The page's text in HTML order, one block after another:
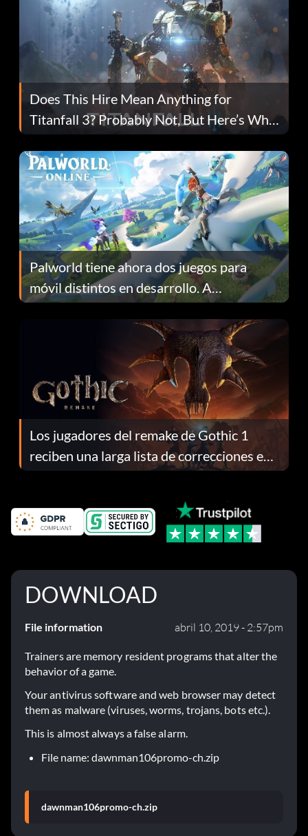
Does This Hire Mean Anything for
Titanfall 3? Probably Not, But Here’s Why
Fans Are Hopeful
Palworld tiene ahora dos juegos para
móvil distintos en desarrollo. A
continuación te explicamos por qué.
Los jugadores del remake de Gothic 1
reciben una larga lista de correcciones en
el parche 1.0.4
DOWNLOAD
File information abril 10, 2019 - 2:57pm
Trainers are memory resident programs that alter the
behavior of a game.
Your antivirus software and web browser may detect
them as malware (viruses, worms, trojans, bots etc.).
This is almost always a false alarm.
File name: dawnman106promo-ch.zip
dawnman106promo-ch.zip